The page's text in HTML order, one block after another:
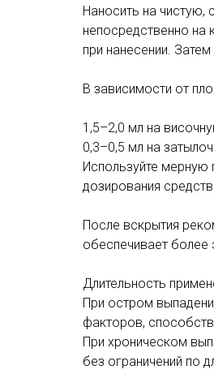
Наносить на чистую,
непосредственно на
при нанесении.
В зависимости от
1,5–2,0 мл на
0,3–0,5 мл на
Используйте мерную
дозирования
После вскрытия
обеспечивает более
Длительность
При остром
факторов,
При хроническом
без ограничений по